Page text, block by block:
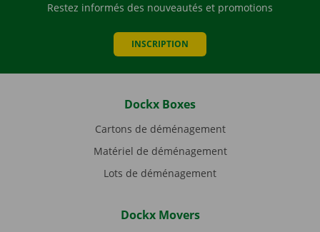
Restez informés des nouveautés et promotions
INSCRIPTION
Dockx Boxes
Cartons de déménagement
Matériel de déménagement
Lots de déménagement
Dockx Movers